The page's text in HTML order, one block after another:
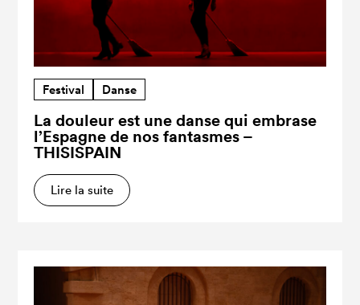
Festival Danse
La douleur est une danse qui embrase
l’Espagne de nos fantasmes –
THISISPAIN
Lire la suite